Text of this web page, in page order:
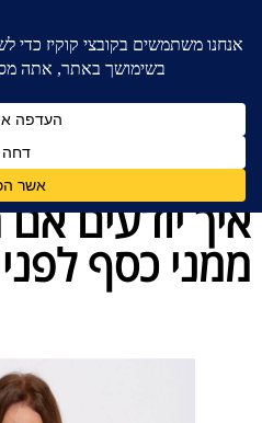
בלוג מאמרים - משרד
איך יודעים אם מסתירים ממני
איך יודעים
ממני כסף